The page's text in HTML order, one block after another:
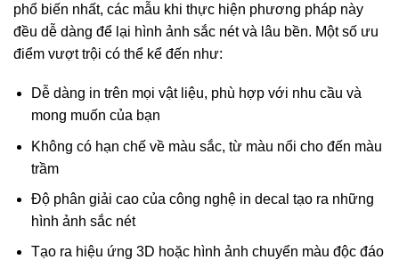
phổ biến nhất, các mẫu khi thực hiện phương pháp này
đều dễ dàng để lại hình ảnh sắc nét và lâu bền. Một số ưu
điểm vượt trội có thể kể đến như:
Dễ dàng in trên mọi vật liệu, phù hợp với nhu cầu và
mong muốn của bạn
Không có hạn chế về màu sắc, từ màu nổi cho đến màu
trầm
Độ phân giải cao của công nghệ in decal tạo ra những
hình ảnh sắc nét
Tạo ra hiệu ứng 3D hoặc hình ảnh chuyển màu độc đáo